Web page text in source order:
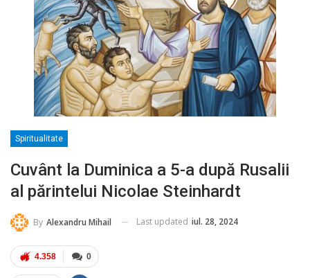
Spiritualitate
Cuvânt la Duminica a 5-a după Rusalii
al părintelui Nicolae Steinhardt
By Alexandru Mihail Last updated iul. 28, 2024
0
4.358